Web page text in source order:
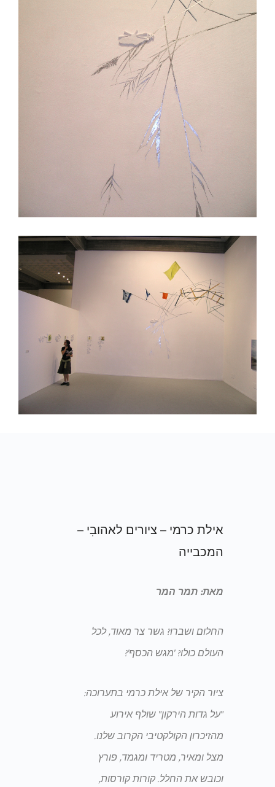
אילת כרמי – ציורים לאהובִי –
המכבייה
מאת: תמר המר
החלום ושברו? גשר צר מאוד, לכל
העולם כולו? 'מגש הכסף'?
ציור הקיר של אילת כרמי בתערוכה:
"על גדות הירקון" שולף אירוע
מהזיכרון הקולקטיבי הקרוב שלנו.
מצל ומאיר, מטריד ומגמד, פורץ
וכובש את החלל. קורות קורסות,